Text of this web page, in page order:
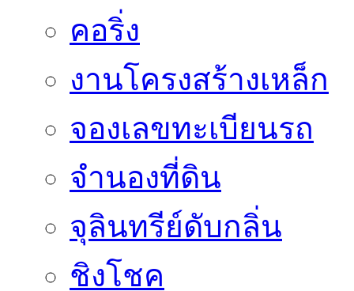
คอริ่ง
งานโครงสร้างเหล็ก
จองเลขทะเบียนรถ
จำนองที่ดิน
จุลินทรีย์ดับกลิ่น
ชิงโชค